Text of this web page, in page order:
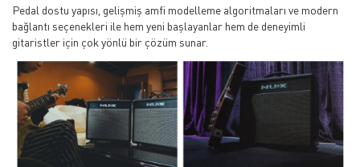
Pedal dostu yapısı, gelişmiş amfi modelleme algoritmaları ve modern
bağlantı seçenekleri ile hem yeni başlayanlar hem de deneyimli
gitaristler için çok yönlü bir çözüm sunar.